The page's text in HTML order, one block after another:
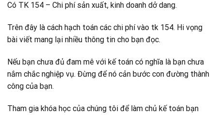
Có TK 154 – Chi phí sản xuất, kinh doanh dở dang.
Trên đây là cách hạch toán các chi phí vào tk 154. Hi vọng
bài viết mang lại nhiều thông tin cho bạn đọc.
Nếu bạn chưa đủ đam mê với kế toán có nghĩa là bạn chưa
nắm chắc nghiệp vụ. Đừng để nó cản bước con đường thành
công của bạn.
Tham gia khóa học của chúng tôi để làm chủ kế toán bạn